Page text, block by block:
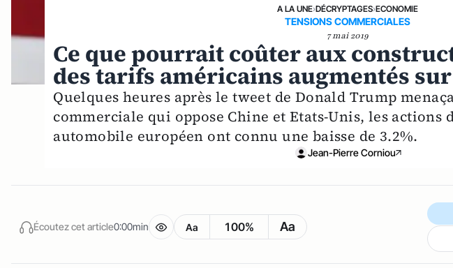
A LA UNE›DÉCRYPTAGES›ECONOMIE
TENSIONS COMMERCIALES
7 mai 2019
Ce que pourrait coûter aux
des tarifs américains augmentés
Quelques heures après le tweet de Donald Trump
commerciale qui oppose Chine et Etats-Unis, les actions
automobile européen ont connu une baisse de 3.2%.
Jean-Pierre Corniou
Écoutez cet article0:00min Aa 100% Aa